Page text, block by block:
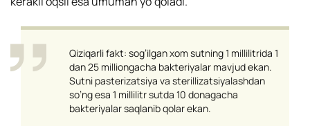
Qiziqarli fakt: sog’ilgan xom sutning 1 millilitrida 1
dan 25 milliongacha bakteriyalar mavjud ekan.
Sutni pasterizatsiya va sterillizatsiyalashdan
so’ng esa 1 millilitr sutda 10 donagacha
bakteriyalar saqlanib qolar ekan.